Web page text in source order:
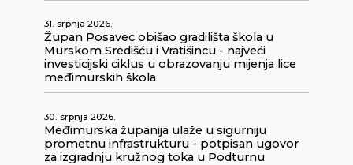
31. srpnja 2026.
Župan Posavec obišao gradilišta škola u
Murskom Središću i Vratišincu - najveći
investicijski ciklus u obrazovanju mijenja lice
međimurskih škola
30. srpnja 2026.
Međimurska županija ulaže u sigurniju
prometnu infrastrukturu - potpisan ugovor
za izgradnju kružnog toka u Podturnu